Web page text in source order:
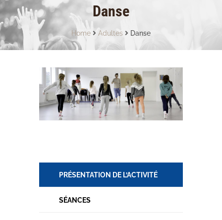
Danse
Home Adultes Danse
PRÉSENTATION DE L’ACTIVITÉ
SÉANCES